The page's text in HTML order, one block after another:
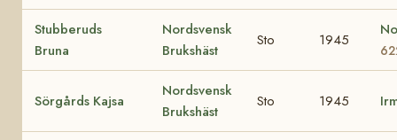
Stubberuds
Bruna
Nordsvensk
Brukshäst
Sto 1945
Sörgårds Kajsa
Nordsvensk
Brukshäst
Sto 1945